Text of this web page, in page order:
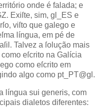
onde é falada; e
Exiſte, sim, gl_ES e
viſto que galego e
língua, em pé de
Talvez a ſolução mais
eſcrito na Galícia
como eſcrito em
algo como pt_PT@gl.
língua sui generis, com
dialetos diferentes: